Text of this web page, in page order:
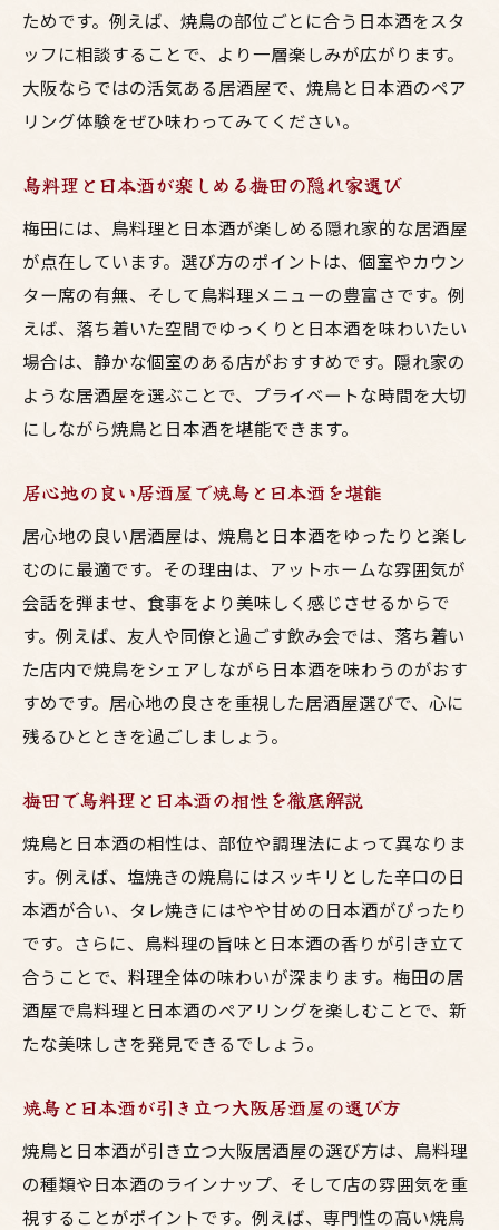
鳥料理と日本酒にこだわる居酒屋を梅田で
探す
大阪で焼鳥と日本酒のある居酒屋選びのポ
居酒屋巡りで焼鳥と日本酒を味わう魅力
鳥料理を極めるなら梅田の居酒屋が最適な理由
焼鳥と日本酒が豊富な梅田居酒屋の特徴
大阪の居酒屋で鳥料理を楽しむ究極の方法
鳥料理に合う日本酒を梅田で選ぶコツ
焼鳥好きが集まる梅田の居酒屋の魅力
梅田で鳥料理と日本酒を極めるための心得
一人飲みにも最適な梅田の焼鳥と日本酒体験
梅田で一人飲みに最適な焼鳥と日本酒の店
選び
居酒屋カウンターで楽しむ鳥料理と日本酒
大阪の焼鳥と日本酒でゆったり一人飲みを
満喫
一人でも入りやすい梅田の焼鳥居酒屋の魅
日本酒と焼鳥を味わう一人飲みの楽しみ方
梅田で一人飲みを充実させる鳥料理と日本
酒
焼鳥に合う日本酒を大阪で堪能するコツ
焼鳥にぴったりな日本酒を大阪で選ぶポイ
ント
梅田の居酒屋で焼鳥と日本酒の相性を楽し
鳥料理に合わせた日本酒選びのコツを解説
焼鳥と日本酒の組み合わせテクニックを大
阪で伝授
居酒屋で体験する焼鳥と日本酒の至福時間
ためです。例えば、焼鳥の部位ごとに合う日本酒をスタ
ッフに相談することで、より一層楽しみが広がります。
大阪ならではの活気ある居酒屋で、焼鳥と日本酒のペア
リング体験をぜひ味わってみてください。
鳥料理と日本酒が楽しめる梅田の隠れ家選び
梅田には、鳥料理と日本酒が楽しめる隠れ家的な居酒屋
が点在しています。選び方のポイントは、個室やカウン
ター席の有無、そして鳥料理メニューの豊富さです。例
えば、落ち着いた空間でゆっくりと日本酒を味わいたい
場合は、静かな個室のある店がおすすめです。隠れ家の
ような居酒屋を選ぶことで、プライベートな時間を大切
にしながら焼鳥と日本酒を堪能できます。
居心地の良い居酒屋で焼鳥と日本酒を堪能
居心地の良い居酒屋は、焼鳥と日本酒をゆったりと楽し
むのに最適です。その理由は、アットホームな雰囲気が
会話を弾ませ、食事をより美味しく感じさせるからで
す。例えば、友人や同僚と過ごす飲み会では、落ち着い
た店内で焼鳥をシェアしながら日本酒を味わうのがおす
すめです。居心地の良さを重視した居酒屋選びで、心に
残るひとときを過ごしましょう。
梅田で鳥料理と日本酒の相性を徹底解説
焼鳥と日本酒の相性は、部位や調理法によって異なりま
す。例えば、塩焼きの焼鳥にはスッキリとした辛口の日
本酒が合い、タレ焼きにはやや甘めの日本酒がぴったり
です。さらに、鳥料理の旨味と日本酒の香りが引き立て
合うことで、料理全体の味わいが深まります。梅田の居
酒屋で鳥料理と日本酒のペアリングを楽しむことで、新
たな美味しさを発見できるでしょう。
焼鳥と日本酒が引き立つ大阪居酒屋の選び方
焼鳥と日本酒が引き立つ大阪居酒屋の選び方は、鳥料理
の種類や日本酒のラインナップ、そして店の雰囲気を重
視することがポイントです。例えば、専門性の高い焼鳥